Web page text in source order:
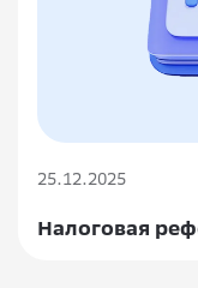
25.12.2025
Налоговая